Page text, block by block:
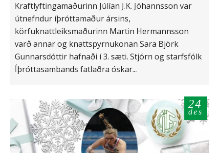
Kraftlyftingamaðurinn Júlían J.K. Jóhannsson var
útnefndur íþróttamaður ársins,
körfuknattleiksmaðurinn Martin Hermannsson
varð annar og knattspyrnukonan Sara Björk
Gunnarsdóttir hafnaði í 3. sæti. Stjórn og starfsfólk
Íþróttasambands fatlaðra óskar...
24
des